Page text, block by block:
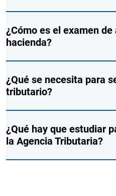
¿Cómo es el examen
hacienda?
¿Qué se necesita para
tributario?
¿Qué hay que estudiar
la Agencia Tributaria?